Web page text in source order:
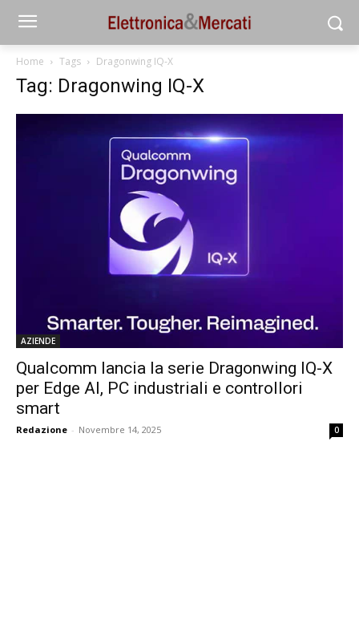
Home Tags Dragonwing IQ-X
Tag: Dragonwing IQ-X
AZIENDE
Qualcomm lancia la serie Dragonwing IQ-X
per Edge AI, PC industriali e controllori
smart
Redazione - Novembre 14, 2025 0